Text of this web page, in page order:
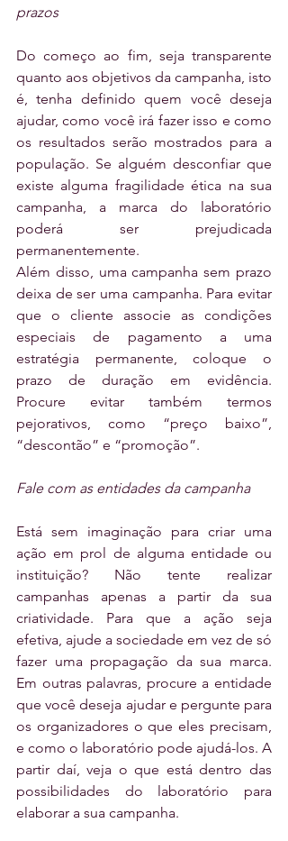
prazos
Do começo ao fim, seja transparente
quanto aos objetivos da campanha, isto
é, tenha definido quem você deseja
ajudar, como você irá fazer isso e como
os resultados serão mostrados para a
população. Se alguém desconfiar que
existe alguma fragilidade ética na sua
campanha, a marca do laboratório
poderá ser prejudicada
permanentemente.
Além disso, uma campanha sem prazo
deixa de ser uma campanha. Para evitar
que o cliente associe as condições
especiais de pagamento a uma
estratégia permanente, coloque o
prazo de duração em evidência.
Procure evitar também termos
pejorativos, como “preço baixo”,
“descontão” e “promoção”.
Fale com as entidades da campanha
Está sem imaginação para criar uma
ação em prol de alguma entidade ou
instituição? Não tente realizar
campanhas apenas a partir da sua
criatividade. Para que a ação seja
efetiva, ajude a sociedade em vez de só
fazer uma propagação da sua marca.
Em outras palavras, procure a entidade
que você deseja ajudar e pergunte para
os organizadores o que eles precisam,
e como o laboratório pode ajudá-los. A
partir daí, veja o que está dentro das
possibilidades do laboratório para
elaborar a sua campanha.